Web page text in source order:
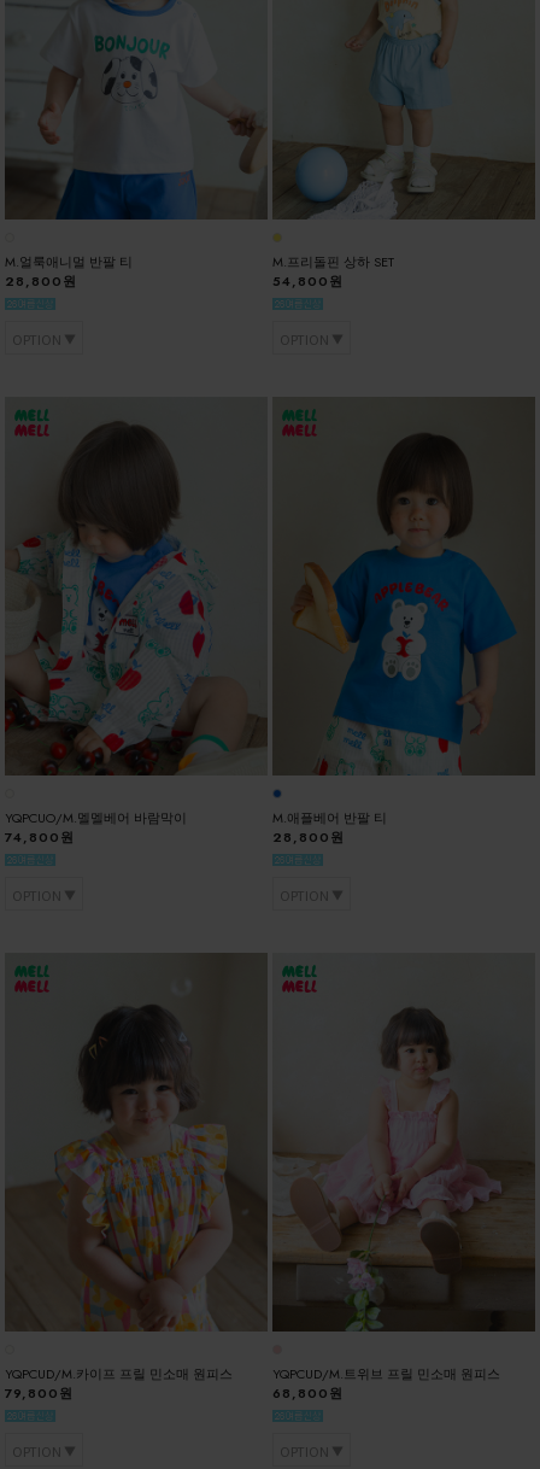
M.얼룩애니멀 반팔 티
28,800원
OPTION
M.프리돌핀 상하 SET
54,800원
OPTION
YQPCUO/M.멜멜베어 바람막이
74,800원
OPTION
M.애플베어 반팔 티
28,800원
OPTION
YQPCUD/M.카이프 프릴 민소매 원피스
79,800원
OPTION
YQPCUD/M.트위브 프릴 민소매 원피스
68,800원
OPTION